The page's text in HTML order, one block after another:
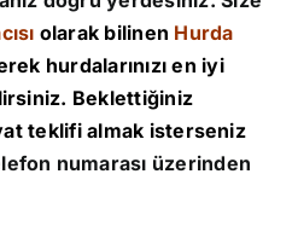
olarak bilinen Hurda
hurdalarınızı en iyi
Beklettiğiniz
teklifi almak isterseniz
numarası üzerinden